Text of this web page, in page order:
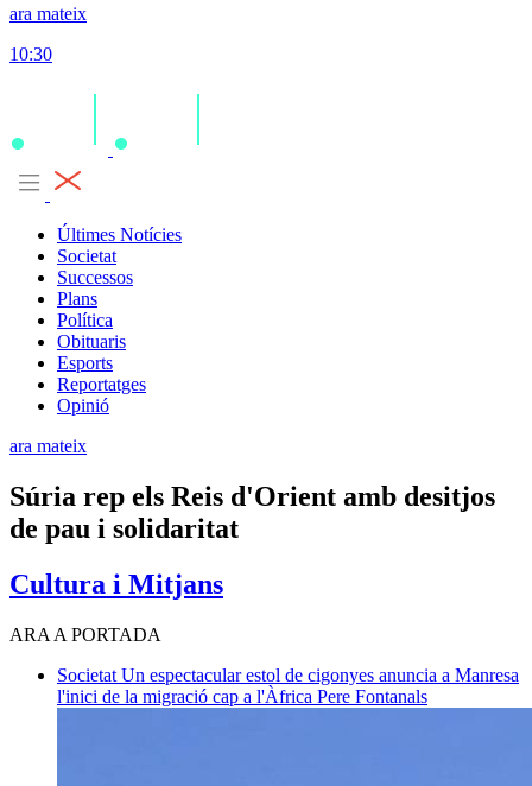
ara mateix
10:30
Últimes Notícies
Societat
Successos
Plans
Política
Obituaris
Esports
Reportatges
Opinió
ara mateix
Súria rep els Reis d'Orient amb desitjos
de pau i solidaritat
Cultura i Mitjans
ARA A PORTADA
Societat Un espectacular estol de cigonyes anuncia a Manresa
l'inici de la migració cap a l'Àfrica Pere Fontanals